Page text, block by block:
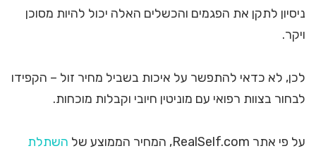
ניסיון לתקן את הפגמים והכשלים האלה יכול להיות מסוכן
ויקר.
לכן, לא כדאי להתפשר על איכות בשביל מחיר זול – הקפידו
לבחור בצוות רפואי עם מוניטין חיובי וקבלות מוכחות.
על פי אתר RealSelf.com, המחיר הממוצע של
השתלת